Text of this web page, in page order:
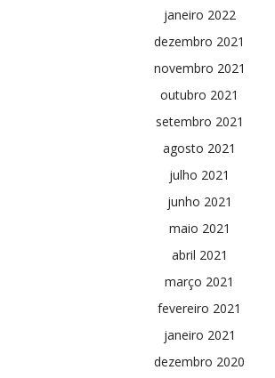
janeiro 2022
dezembro 2021
novembro 2021
outubro 2021
setembro 2021
agosto 2021
julho 2021
junho 2021
maio 2021
abril 2021
março 2021
fevereiro 2021
janeiro 2021
dezembro 2020